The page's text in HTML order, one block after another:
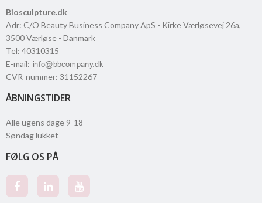
Biosculpture.dk
Adr: C/O Beauty Business Company ApS - Kirke Værløsevej 26a,
3500Værløse - Danmark
Tel: 40310315
E-mail:
CVR-nummer: 31152267
ÅBNINGSTIDER
Alle ugens dage 9-18
Søndag lukket
FØLG OS PÅ